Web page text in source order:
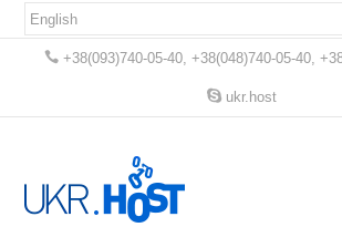
+38(093)740-05-40, +38(048)740-05-40,
ukr.host